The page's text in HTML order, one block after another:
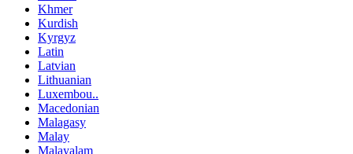
Khmer
Kurdish
Kyrgyz
Latin
Latvian
Lithuanian
Luxembou..
Macedonian
Malagasy
Malay
Malayalam